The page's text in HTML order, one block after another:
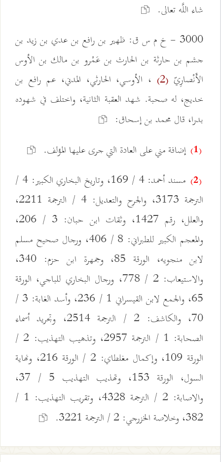
شاء اللَّه تعالى.
3000 - خ م س ق: ظهير بن رافع بن عدي بن زيد بن
جشم بن حارثة بن الحارث بن عَمْرو بن مالك بن الأوس
الأَنْصارِيّ (2)
، الأوسي، الحارثي، المدني، عم رافع بن
خديج، له صحبة. شهد العقبة الثانية، واختلف في شهوده
بدرا، قال محمد بن إسحاق:
(1) إضافة مني على العادة التي جرى عليها المؤلف.
(2)
مسند أحمد: 4 / 169، وتاريخ البخاري الكبير: 4 /
الترجمة 3173، والجرح والتعديل: 4 / الترجمة 2211،
والعلل، رقم 1427، وثقات ابن حبان: 3 / 206،
والمعجم الكبير للطبراني: 8 / 406، ورجال صحيح مسلم
لابن منجويه، الورقة 85، وجمهرة ابن حزم: 340،
والاستيعاب: 2 / 778، ورجال البخاري للباجي، الورقة
65، والجمع لابن القيسراني 1 / 236، وأسد الغابة: 3 /
70، والكاشف: 2 / الترجمة 2514، وتجريد أسماء
الصحابة: 1 / الترجمة 2957، وتذهيب التهذيب: 2 /
الورقة 109، وإكمال مغلطاي: 2 / الورقة 216، ونهاية
السول، الورقة 153، وتهذيب التهذيب 5 / 37،
والاصابة: 2 / الترجمة 4328، وتقريب التهذيب: 1 /
382، وخلاصة الخزرجي: 2 / الترجمة 3221.